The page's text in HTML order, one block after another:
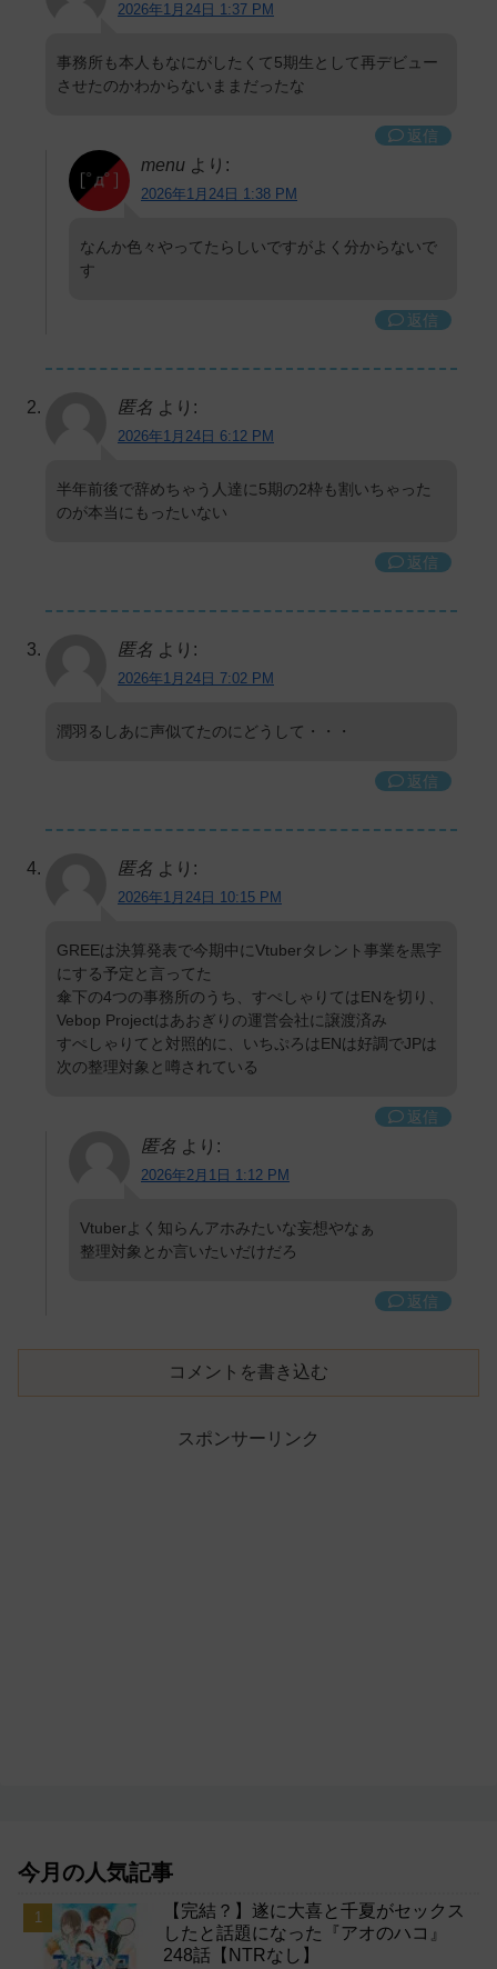
2026年1月24日 1:37 PM
事務所も本人もなにがしたくて5期生として再デビュー
させたのかわからないままだったな
返信
menu より:
2026年1月24日 1:38 PM
なんか色々やってたらしいですがよく分からないで
す
返信
匿名 より:
2026年1月24日 6:12 PM
半年前後で辞めちゃう人達に5期の2枠も割いちゃった
のが本当にもったいない
返信
匿名 より:
2026年1月24日 7:02 PM
潤羽るしあに声似てたのにどうして・・・
返信
匿名 より:
2026年1月24日 10:15 PM
GREEは決算発表で今期中にVtuberタレント事業を黒字
にする予定と言ってた
傘下の4つの事務所のうち、すぺしゃりてはENを切り、
Vebop Projectはあおぎりの運営会社に譲渡済み
すぺしゃりてと対照的に、いちぷろはENは好調でJPは
次の整理対象と噂されている
返信
匿名 より:
2026年2月1日 1:12 PM
Vtuberよく知らんアホみたいな妄想やなぁ
整理対象とか言いたいだけだろ
返信
コメントを書き込む
スポンサーリンク
今月の人気記事
【完結？】遂に大喜と千夏がセックス
したと話題になった『アオのハコ』
248話【NTRなし】